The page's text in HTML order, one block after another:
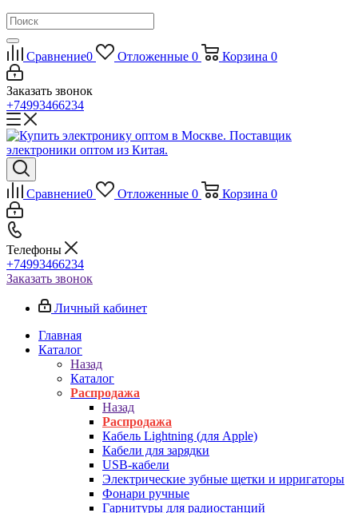
Сравнение0 Отложенные 0 Корзина 0
Заказать звонок
+74993466234
Сравнение0 Отложенные 0 Корзина 0
Телефоны
+74993466234
Заказать звонок
Личный кабинет
Главная
Каталог
Назад
Каталог
Распродажа
Назад
Распродажа
Кабель Lightning (для Apple)
Кабели для зарядки
USB-кабели
Электрические зубные щетки и ирригаторы
Фонари ручные
Гарнитуры для радиостанций